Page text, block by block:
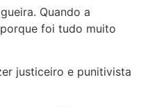
Quando a
foi tudo muito
justiceiro e punitivista